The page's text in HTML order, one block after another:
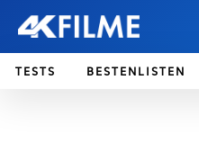
TESTS BESTENLISTEN